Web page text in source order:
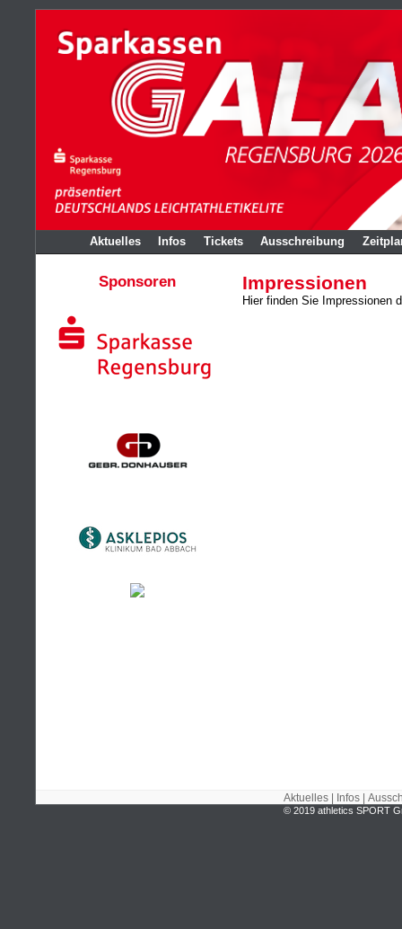
Aktuelles Infos Tickets Ausschreibung
Sponsoren Impressionen
Hier finden Sie Impressionen
Aktuelles | Infos |
© 2019 athletics SPORT